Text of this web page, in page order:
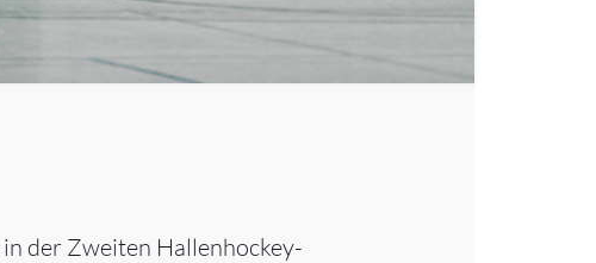
der Zweiten Hallenhockey-